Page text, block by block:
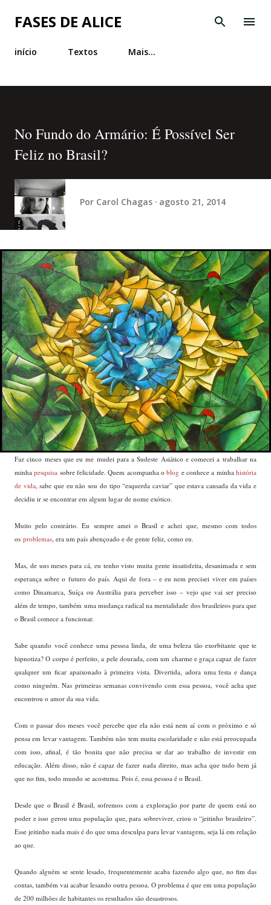
Pular para o conteúdo principal
FASES DE ALICE
início Textos Mais…
No Fundo do Armário: É Possível Ser
Feliz no Brasil?
Por Carol Chagas agosto 21, 2014
Faz cinco meses que eu me mudei para a Sudeste Asiático e comecei a trabalhar na
minhapesquisa sobre felicidade. Quem acompanha oblog e conhece a minhahistória
de vida, sabe que eu não sou do tipo “esquerda caviar” que estava cansada da vida e
decidiu ir se encontrar em algum lugar de nome exótico.
Muito pelo contrário. Eu sempre amei o Brasil e achei que, mesmo com todos
os problemas, era um país abençoado e de gente feliz, como eu.
Mas, de uns meses para cá, eu tenho visto muita gente insatisfeita, desanimada e sem
esperança sobre o futuro do país. Aqui de fora – e eu nem precisei viver em países
como Dinamarca, Suíça ou Austrália para perceber isso – vejo que vai ser preciso
além de tempo, também uma mudança radical na mentalidade dos brasileiros para que
o Brasil comece a funcionar.
Sabe quando você conhece uma pessoa linda, de uma beleza tão exorbitante que te
hipnotiza? O corpo é perfeito, a pele dourada, com um charme e graça capaz de fazer
qualquer um ficar apaixonado à primeira vista. Divertida, adora uma festa e dança
como ninguém. Nas primeiras semanas convivendo com essa pessoa, você acha que
encontrou o amor da sua vida.
Com o passar dos meses você percebe que ela não está nem aí com o próximo e só
pensa em levar vantagem. Também não tem muita escolaridade e não está preocupada
com isso, afinal, é tão bonita que não precisa se dar ao trabalho de investir em
educação. Além disso, não é capaz de fazer nada direito, mas acha que tudo bem já
que no fim, todo mundo se acostuma. Pois é, essa pessoa é o Brasil.
Desde que o Brasil é Brasil, sofremos com a exploração por parte de quem está no
poder e isso gerou uma população que, para sobreviver, criou o “jeitinho brasileiro”.
Esse jeitinho nada mais é do que uma desculpa para levar vantagem, seja lá em relação
ao que.
Quando alguém se sente lesado, frequentemente acaba fazendo algo que, no fim das
contas, também vai acabar lesando outra pessoa. O problema é que em uma população
de 200 milhões de habitantes os resultados são desastrosos.